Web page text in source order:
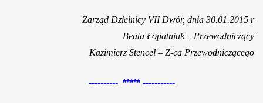
Zarząd Dzielnicy VII Dwór, dnia 30.01.2015 r
Beata Łopatniuk – Przewodniczący
Kazimierz Stencel – Z-ca Przewodniczącego
---------- ***** -----------